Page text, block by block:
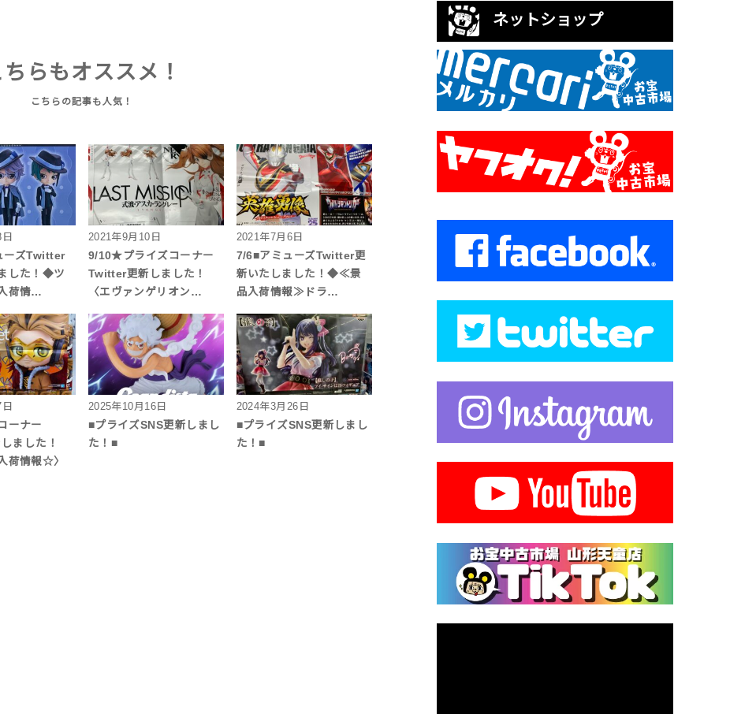
ちらもオススメ！
ーズTwitter
した！◆ツ
荷情…
2021年9月10日
9/10★プライズコーナー
Twitter更新しました！
〈エヴァンゲリオン…
2021年7月6日
7/6■アミューズTwitter更
新いたしました！◆≪景
品入荷情報≫ドラ…
ーナー
ました！
荷情報☆〉
2025年10月16日
■プライズSNS更新しまし
た！■
2024年3月26日
■プライズSNS更新しまし
た！■
ネットショップ